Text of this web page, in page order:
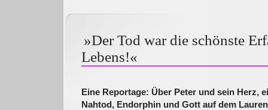
»Der Tod war die schönste
Lebens!«
Eine Reportage: Über Peter und sein Herz,
Nahtod, Endorphin und Gott auf dem